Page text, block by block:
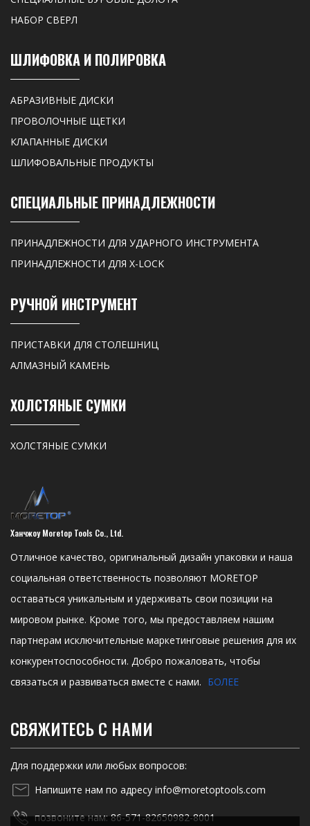
НАБОР СВЕРЛ
ШЛИФОВКА И ПОЛИРОВКА
АБРАЗИВНЫЕ ДИСКИ
ПРОВОЛОЧНЫЕ ЩЕТКИ
КЛАПАННЫЕ ДИСКИ
ШЛИФОВАЛЬНЫЕ ПРОДУКТЫ
СПЕЦИАЛЬНЫЕ ПРИНАДЛЕЖНОСТИ
ПРИНАДЛЕЖНОСТИ ДЛЯ УДАРНОГО ИНСТРУМЕНТА
ПРИНАДЛЕЖНОСТИ ДЛЯ X-LOCK
РУЧНОЙ ИНСТРУМЕНТ
ПРИСТАВКИ ДЛЯ СТОЛЕШНИЦ
АЛМАЗНЫЙ КАМЕНЬ
ХОЛСТЯНЫЕ СУМКИ
ХОЛСТЯНЫЕ СУМКИ
Ханчжоу Moretop Tools Co., Ltd.
Отличное качество, оригинальный дизайн упаковки и наша
социальная ответственность позволяют MORETOP
оставаться уникальным и удерживать свои позиции на
мировом рынке. Кроме того, мы предоставляем нашим
партнерам исключительные маркетинговые решения для их
конкурентоспособности. Добро пожаловать, чтобы
связаться и развиваться вместе с нами. БОЛЕЕ
СВЯЖИТЕСЬ С НАМИ
Для поддержки или любых вопросов:
Напишите нам по адресу info@moretoptools.com
позвоните нам: 86-571-82650982-8001